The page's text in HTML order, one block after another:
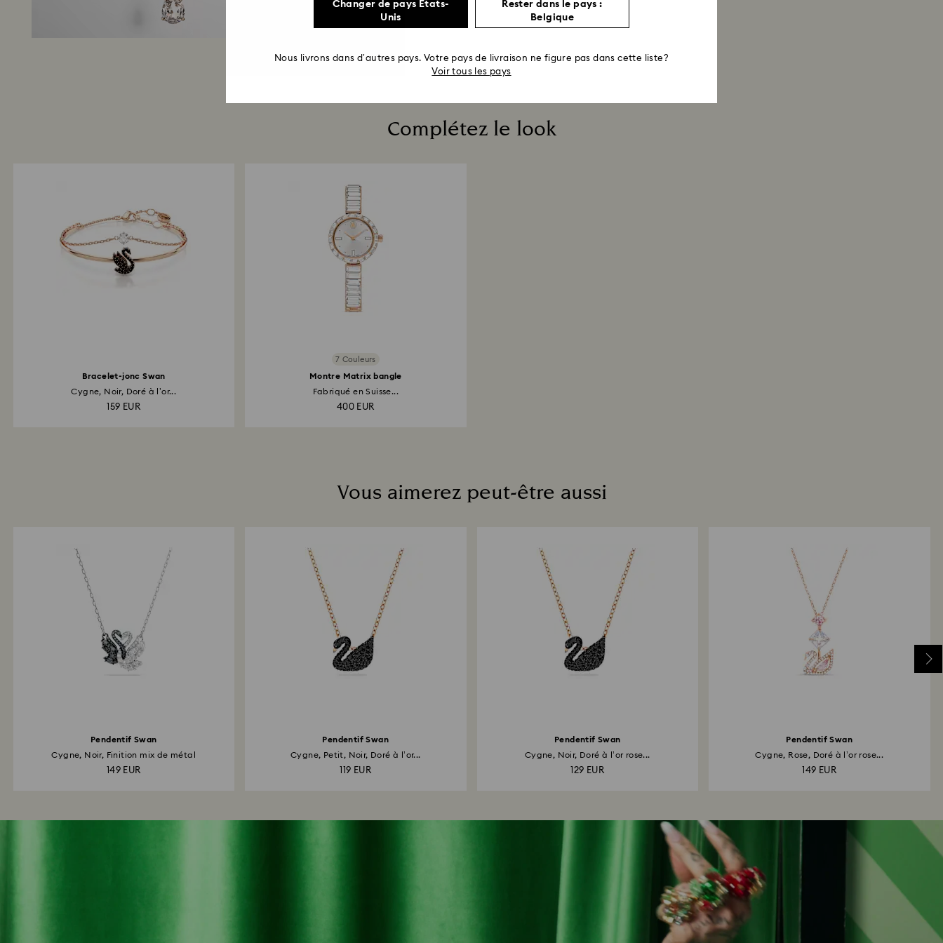
Complétez le look
Bracelet-jonc Swan
Cygne, Noir, Doré à l’or...
159 EUR
7 Couleurs
Montre Matrix bangle
Fabriqué en Suisse...
400 EUR
Vous aimerez peut-être aussi
Pendentif Swan
Cygne, Noir, Finition mix de métal
149 EUR
Pendentif Swan
Cygne, Petit, Noir, Doré à l’or...
119 EUR
Pendentif Swan
Cygne, Noir, Doré à l’or rose...
129 EUR
Pendentif Swan
Cygne, Rose, Doré à l’or rose...
149 EUR
Changer de pays États-
Unis
Rester dans le pays :
Belgique
Nous livrons dans d’autres pays. Votre pays de livraison ne figure pas dans cette liste?
Voir tous les pays